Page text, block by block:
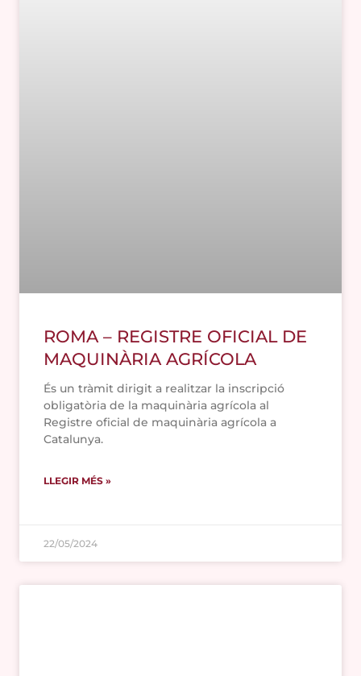
ROMA – REGISTRE OFICIAL DE
MAQUINÀRIA AGRÍCOLA
És un tràmit dirigit a realitzar la inscripció
obligatòria de la maquinària agrícola al
Registre oficial de maquinària agrícola a
Catalunya.
LLEGIR MÉS »
22/05/2024